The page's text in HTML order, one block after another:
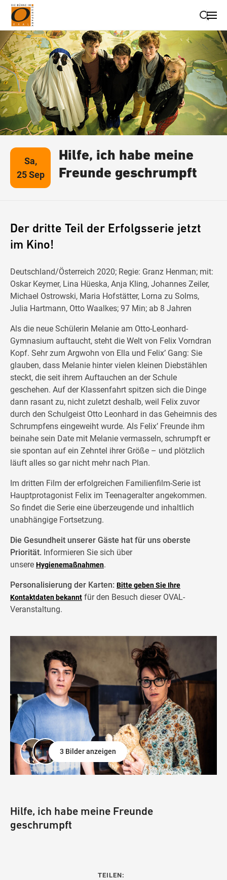
Suche schließen
Wegbeschreibung erhalten
Sa,
25 Sep
Hilfe, ich habe meine
Freunde geschrumpft
Der dritte Teil der Erfolgsserie jetzt
im Kino!
Deutschland/Österreich 2020; Regie: Granz Henman; mit:
Oskar Keymer, Lina Hüeska, Anja Kling, Johannes Zeiler,
Michael Ostrowski, Maria Hofstätter, Lorna zu Solms,
Julia Hartmann, Otto Waalkes; 97 Min; ab 8 Jahren
Als die neue Schülerin Melanie am Otto-Leonhard-
Gymnasium auftaucht, steht die Welt von Felix Vorndran
Kopf. Sehr zum Argwohn von Ella und Felix’ Gang: Sie
glauben, dass Melanie hinter vielen kleinen Diebstählen
steckt, die seit ihrem Auftauchen an der Schule
geschehen. Auf der Klassenfahrt spitzen sich die Dinge
dann rasant zu, nicht zuletzt deshalb, weil Felix zuvor
durch den Schulgeist Otto Leonhard in das Geheimnis des
Schrumpfens eingeweiht wurde. Als Felix’ Freunde ihm
beinahe sein Date mit Melanie vermasseln, schrumpft er
sie spontan auf ein Zehntel ihrer Größe – und plötzlich
läuft alles so gar nicht mehr nach Plan.
Im dritten Film der erfolgreichen Familienfilm-Serie ist
Hauptprotagonist Felix im Teenageralter angekommen.
So findet die Serie eine überzeugende und inhaltlich
unabhängige Fortsetzung.
Die Gesundheit unserer Gäste hat für uns oberste
Priorität. Informieren Sie sich über
unsere Hygienemaßnahmen.
Personalisierung der Karten: Bitte geben Sie Ihre
Kontaktdaten bekannt für den Besuch dieser OVAL-
Veranstaltung.
3 Bilder anzeigen
Hilfe, ich habe meine Freunde
geschrumpft
TEILEN: